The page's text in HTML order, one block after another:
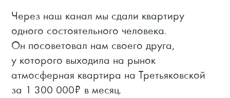
Через наш канал мы сдали квартиру
одного состоятельного человека.
Он посоветовал нам своего друга,
у которого выходила на рынок
атмосферная квартира на Третьяковской
за 1 300 000₽ в месяц.